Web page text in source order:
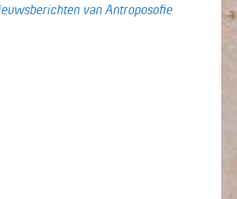
van Antroposofie